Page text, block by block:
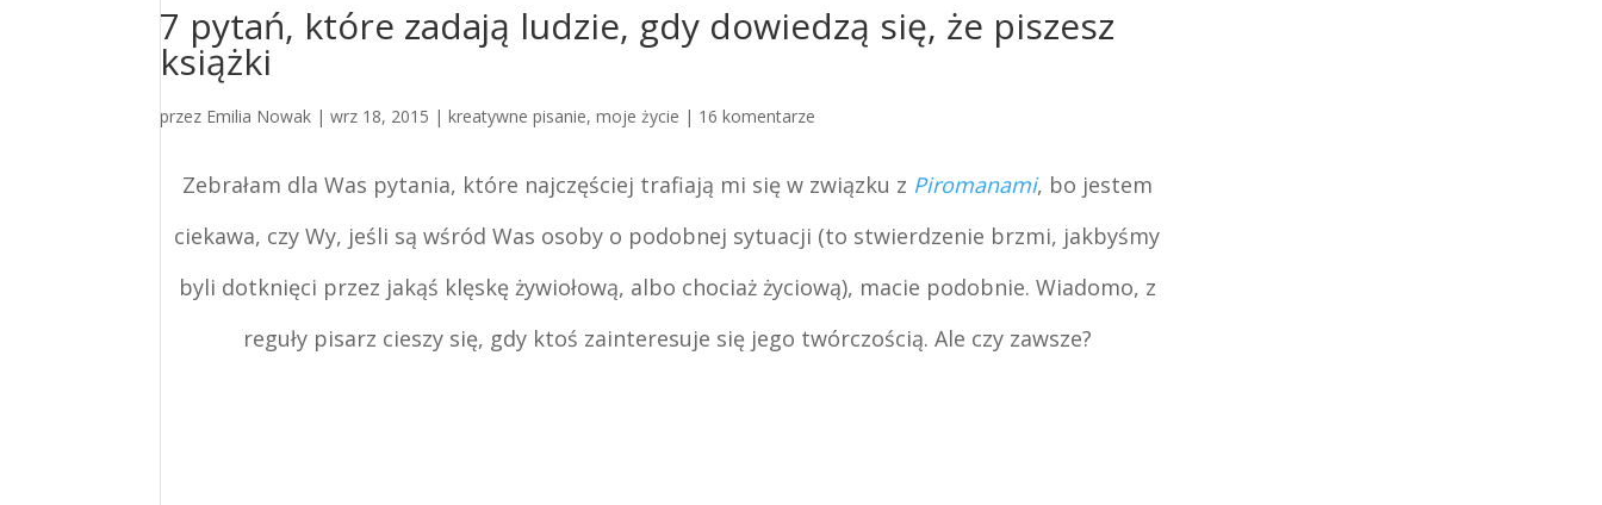
7 pytań, które zadają ludzie, gdy dowiedzą się, że piszesz
książki
przez Emilia Nowak |wrz 18, 2015 |kreatywne pisanie,moje życie | 16 komentarze
Zebrałam dla Was pytania, które najczęściej trafiają mi się w związku z Piromanami, bo jestem
ciekawa, czy Wy, jeśli są wśród Was osoby o podobnej sytuacji (to stwierdzenie brzmi, jakbyśmy
byli dotknięci przez jakąś klęskę żywiołową, albo chociaż życiową), macie podobnie. Wiadomo, z
reguły pisarz cieszy się, gdy ktoś zainteresuje się jego twórczością. Ale czy zawsze?